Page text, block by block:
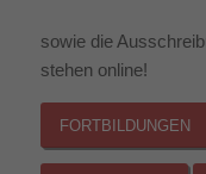
sowie die
stehen online!
FORTBILDUNGEN